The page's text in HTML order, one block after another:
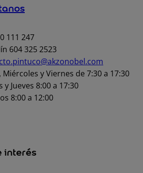
111 247
604 325 2523
Miércoles y Viernes de 7:30 a 17:30
y Jueves 8:00 a 17:30
8:00 a 12:00
interés